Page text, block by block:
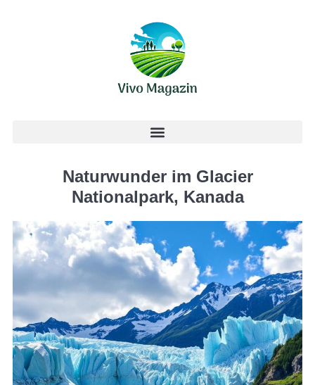
Naturwunder im Glacier
Nationalpark, Kanada